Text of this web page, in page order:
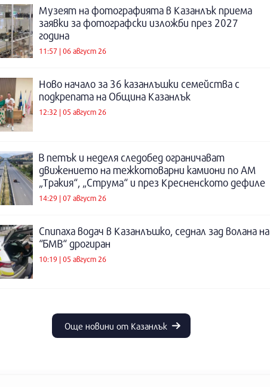
Музеят на фотографията в Казанлък приема
заявки за фотографски изложби през 2027
година
11:57 | 06 август 26
Ново начало за 36 казанлъшки семейства с
подкрепата на Община Казанлък
12:32 | 05 август 26
В петък и неделя следобед ограничават
движението на тежкотоварни камиони по АМ
„Тракия“, „Струма“ и през Кресненското дефиле
14:29 | 07 август 26
Спипаха водач в Казанлъшко, седнал зад волана на
“БМВ“ дрогиран
10:19 | 05 август 26
Още новини от Казанлък